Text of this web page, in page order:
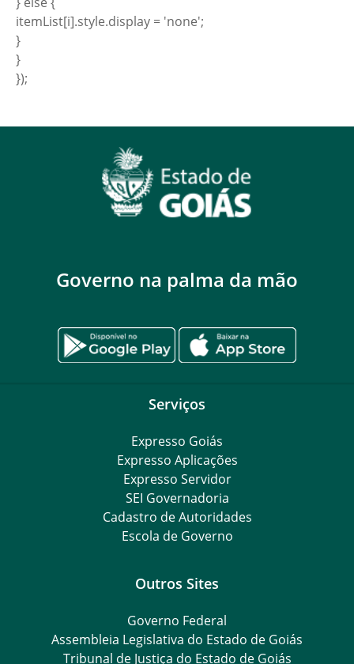
itemList[i].style.display = 'none';
}
}
});
Governo na palma da mão
Serviços
Expresso Goiás
Expresso Aplicações
Expresso Servidor
SEI Governadoria
Cadastro de Autoridades
Escola de Governo
Outros Sites
Governo Federal
Assembleia Legislativa do Estado de Goiás
Tribunal de Justiça do Estado de Goiás